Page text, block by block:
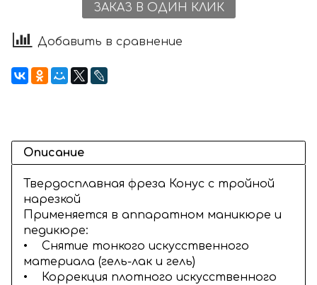
ЗАКАЗ В ОДИН КЛИК
Добавить в сравнение
Описание
Твердосплавная фреза Конус с тройной
нарезкой
Применяется в аппаратном маникюре и
педикюре:
• Снятие тонкого искусственного
материала (гель-лак и гель)
• Коррекция плотного искусственного